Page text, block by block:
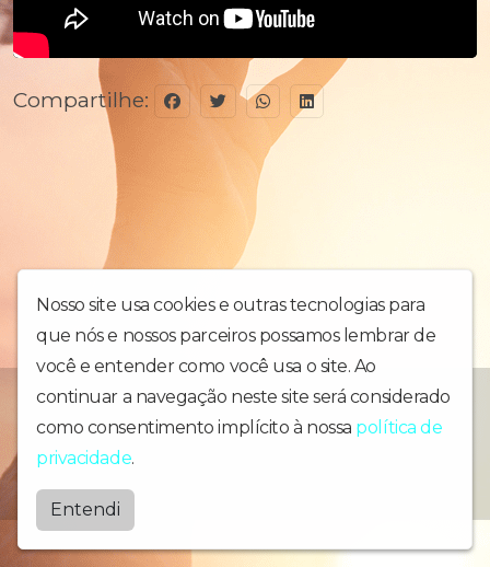
Compartilhe:
Nosso site usa cookies e outras tecnologias para
que nós e nossos parceiros possamos lembrar de
você e entender como você usa o site. Ao
continuar a navegação neste site será considerado
como consentimento implícito à nossa política de
privacidade.
Entendi
Informação, música, jornalismo e prestação de serviços